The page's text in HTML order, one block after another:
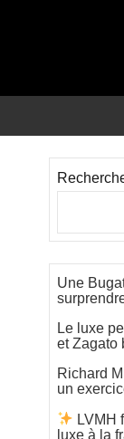
Une
Le luxe
et Zagato
Richard
un
LVMH
luxe à la